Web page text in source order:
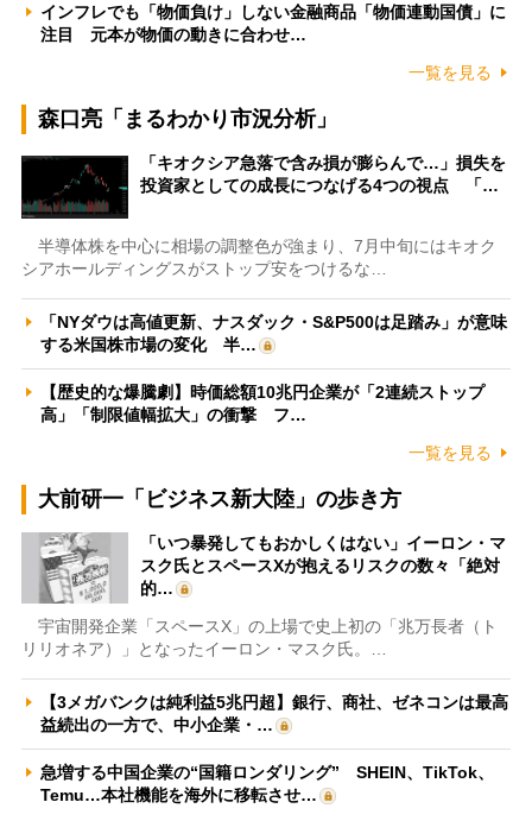
インフレでも「物価負け」しない金融商品「物価連動国債」に
注目 元本が物価の動きに合わせ…
一覧を見る
森口亮「まるわかり市況分析」
「キオクシア急落で含み損が膨らんで…」損失を
投資家としての成長につなげる4つの視点 「…
半導体株を中心に相場の調整色が強まり、7月中旬にはキオク
シアホールディングスがストップ安をつけるな…
「NYダウは高値更新、ナスダック・S&P500は足踏み」が意味
する米国株市場の変化 半…
【歴史的な爆騰劇】時価総額10兆円企業が「2連続ストップ
高」「制限値幅拡大」の衝撃 フ…
一覧を見る
大前研一「ビジネス新大陸」の歩き方
「いつ暴発してもおかしくはない」イーロン・マ
スク氏とスペースXが抱えるリスクの数々「絶対
的…
宇宙開発企業「スペースX」の上場で史上初の「兆万長者（ト
リリオネア）」となったイーロン・マスク氏。…
【3メガバンクは純利益5兆円超】銀行、商社、ゼネコンは最高
益続出の一方で、中小企業・…
急増する中国企業の“国籍ロンダリング” SHEIN、TikTok、
Temu…本社機能を海外に移転させ…